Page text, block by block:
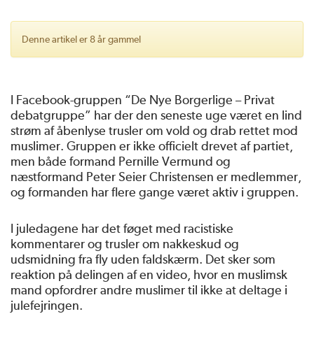
Denne artikel er 8 år gammel
I Facebook-gruppen “De Nye Borgerlige – Privat
debatgruppe” har der den seneste uge været en lind
strøm af åbenlyse trusler om vold og drab rettet mod
muslimer. Gruppen er ikke officielt drevet af partiet,
men både formand Pernille Vermund og
næstformand Peter Seier Christensen er medlemmer,
og formanden har flere gange været aktiv i gruppen.
I juledagene har det føget med racistiske
kommentarer og trusler om nakkeskud og
udsmidning fra fly uden faldskærm. Det sker som
reaktion på delingen af en video, hvor en muslimsk
mand opfordrer andre muslimer til ikke at deltage i
julefejringen.